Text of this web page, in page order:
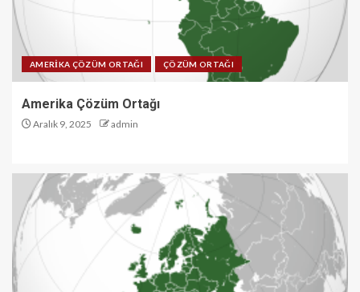
AMERİKA ÇÖZÜM ORTAĞI ÇÖZÜM ORTAĞI
Amerika Çözüm Ortağı
Aralık 9, 2025 admin